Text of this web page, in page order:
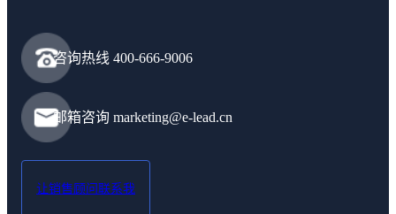
咨询热线 400-666-9006
邮箱咨询 marketing@e-lead.cn
让销售顾问联系我